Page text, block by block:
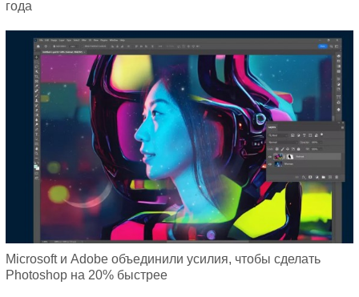
года
Microsoft и Adobe объединили усилия, чтобы сделать
Photoshop на 20% быстрее